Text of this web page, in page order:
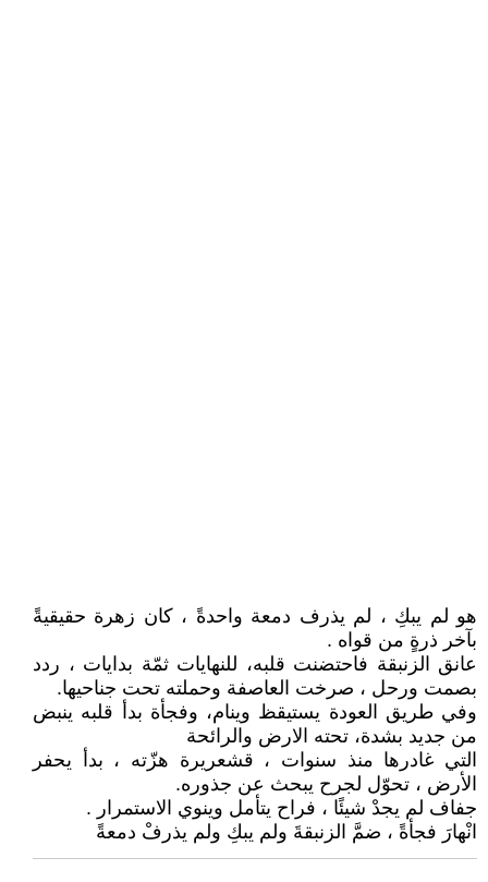
هو لم يبكِ ، لم يذرف دمعة واحدةً ، كان زهرة حقيقيةً
بآخر ذرةٍ من قواه .
عانق الزنبقة فاحتضنت قلبه، للنهايات ثمّة بدايات ، ردد
بصمت ورحل ، صرخت العاصفة وحملته تحت جناحيها.
وفي طريق العودة يستيقظ وينام، وفجأة بدأ قلبه ينبض
من جديد بشدة، تحته الارض والرائحة
التي غادرها منذ سنوات ، قشعريرة هزّته ، بدأ يحفر
الأرض ، تحوّل لجرح يبحث عن جذوره.
جفاف لم يجدْ شيئًا ، فراح يتأمل وينوي الاستمرار .
انْهارَ فجأةً ، ضمَّ الزنبقةَ ولم يبكِ ولم يذرفْ دمعةً